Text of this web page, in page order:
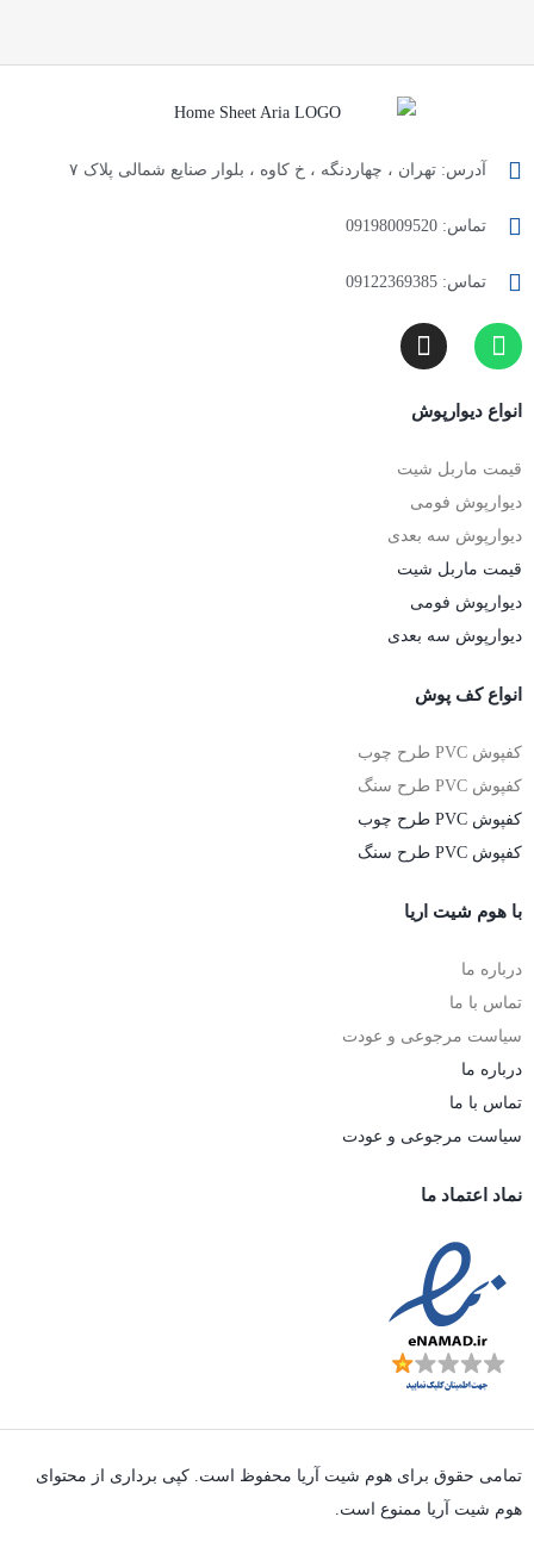
آدرس: تهران ، چهاردنگه ، خ کاوه ، بلوار صنایع شمالی پلاک ۷
تماس: 09198009520
تماس: 09122369385
انواع دیوارپوش
قیمت ماربل شیت
دیوارپوش فومی
دیوارپوش سه بعدی
قیمت ماربل شیت
دیوارپوش فومی
دیوارپوش سه بعدی
انواع کف پوش
کفپوش PVC طرح چوب
کفپوش PVC طرح سنگ
کفپوش PVC طرح چوب
کفپوش PVC طرح سنگ
با هوم شیت اریا
درباره ما
تماس با ما
سیاست مرجوعی و عودت
درباره ما
تماس با ما
سیاست مرجوعی و عودت
نماد اعتماد ما
تمامی حقوق برای هوم شیت آریا محفوظ است. کپی برداری از محتوای
هوم شیت آریا ممنوع است.